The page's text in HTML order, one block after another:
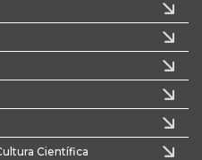
Científica